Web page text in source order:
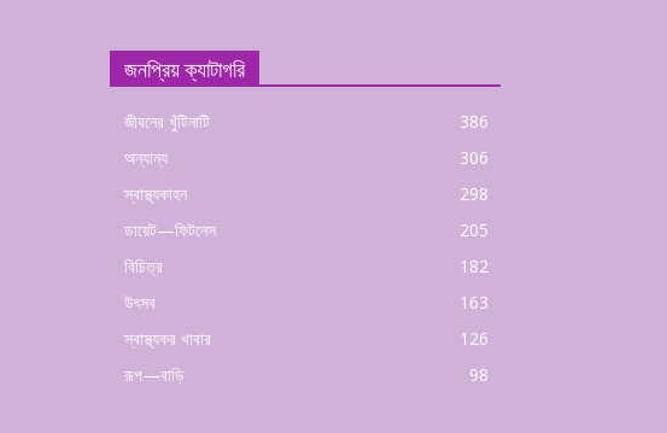
জনপ্রিয় ক্যাটাগরি
জীবনের খুঁটিনাটি
386
অন্যান্য
306
স্বাস্থ্যকাহন
298
ডায়েট—ফিটনেস
205
বিচিত্র
182
উৎসব
163
স্বাস্থ্যকর খাবার
126
রূপ—বাড়ি
98